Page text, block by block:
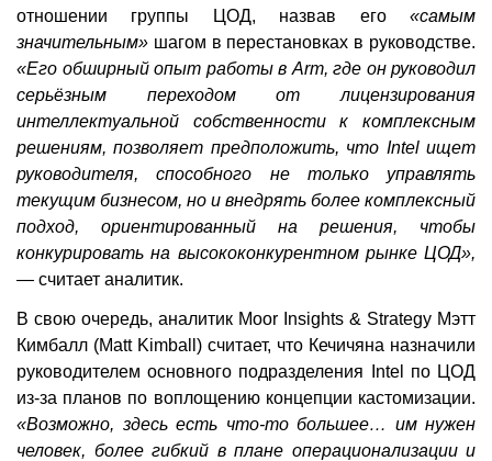
отношении группы ЦОД, назвав его «самым
значительным» шагом в перестановках в руководстве.
«Его обширный опыт работы в Arm, где он руководил
серьёзным переходом от лицензирования
интеллектуальной собственности к комплексным
решениям, позволяет предположить, что Intel ищет
руководителя, способного не только управлять
текущим бизнесом, но и внедрять более комплексный
подход, ориентированный на решения, чтобы
конкурировать на высококонкурентном рынке ЦОД»,
— считает аналитик.
В свою очередь, аналитик Moor Insights & Strategy Мэтт
Кимбалл (Matt Kimball) считает, что Кечичяна назначили
руководителем основного подразделения Intel по ЦОД
из-за планов по воплощению концепции кастомизации.
«Возможно, здесь есть что-то большее… им нужен
человек, более гибкий в плане операционализации и